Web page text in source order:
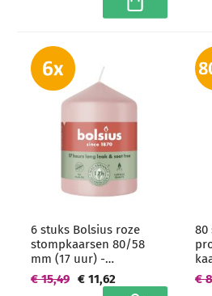
In winkelwagen
6 stuks Bolsius roze
stompkaarsen 80/58
mm (17 uur) -
grootverpakking
€ 11,62
€ 15,49
80
€